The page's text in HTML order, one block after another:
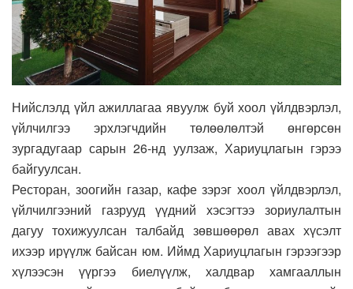
Нийслэлд үйл ажиллагаа явуулж буй хоол үйлдвэрлэл,
үйлчилгээ эрхлэгчдийн төлөөлөлтэй өнгөрсөн
зургадугаар сарын 26-нд уулзаж, Хариуцлагын гэрээ
байгуулсан.
Ресторан, зоогийн газар, кафе зэрэг хоол үйлдвэрлэл,
үйлчилгээний газрууд үүдний хэсэгтээ зориулалтын
дагуу тохижуулсан талбайд зөвшөөрөл авах хүсэлт
ихээр ирүүлж байсан юм. Иймд Хариуцлагын гэрээгээр
хүлээсэн үүргээ биелүүлж, халдвар хамгааллын